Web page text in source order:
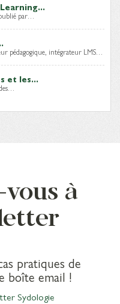
par…
pédagogique, intégrateur LMS…
et les...
à
pratiques de
boîte email !
Sydologie